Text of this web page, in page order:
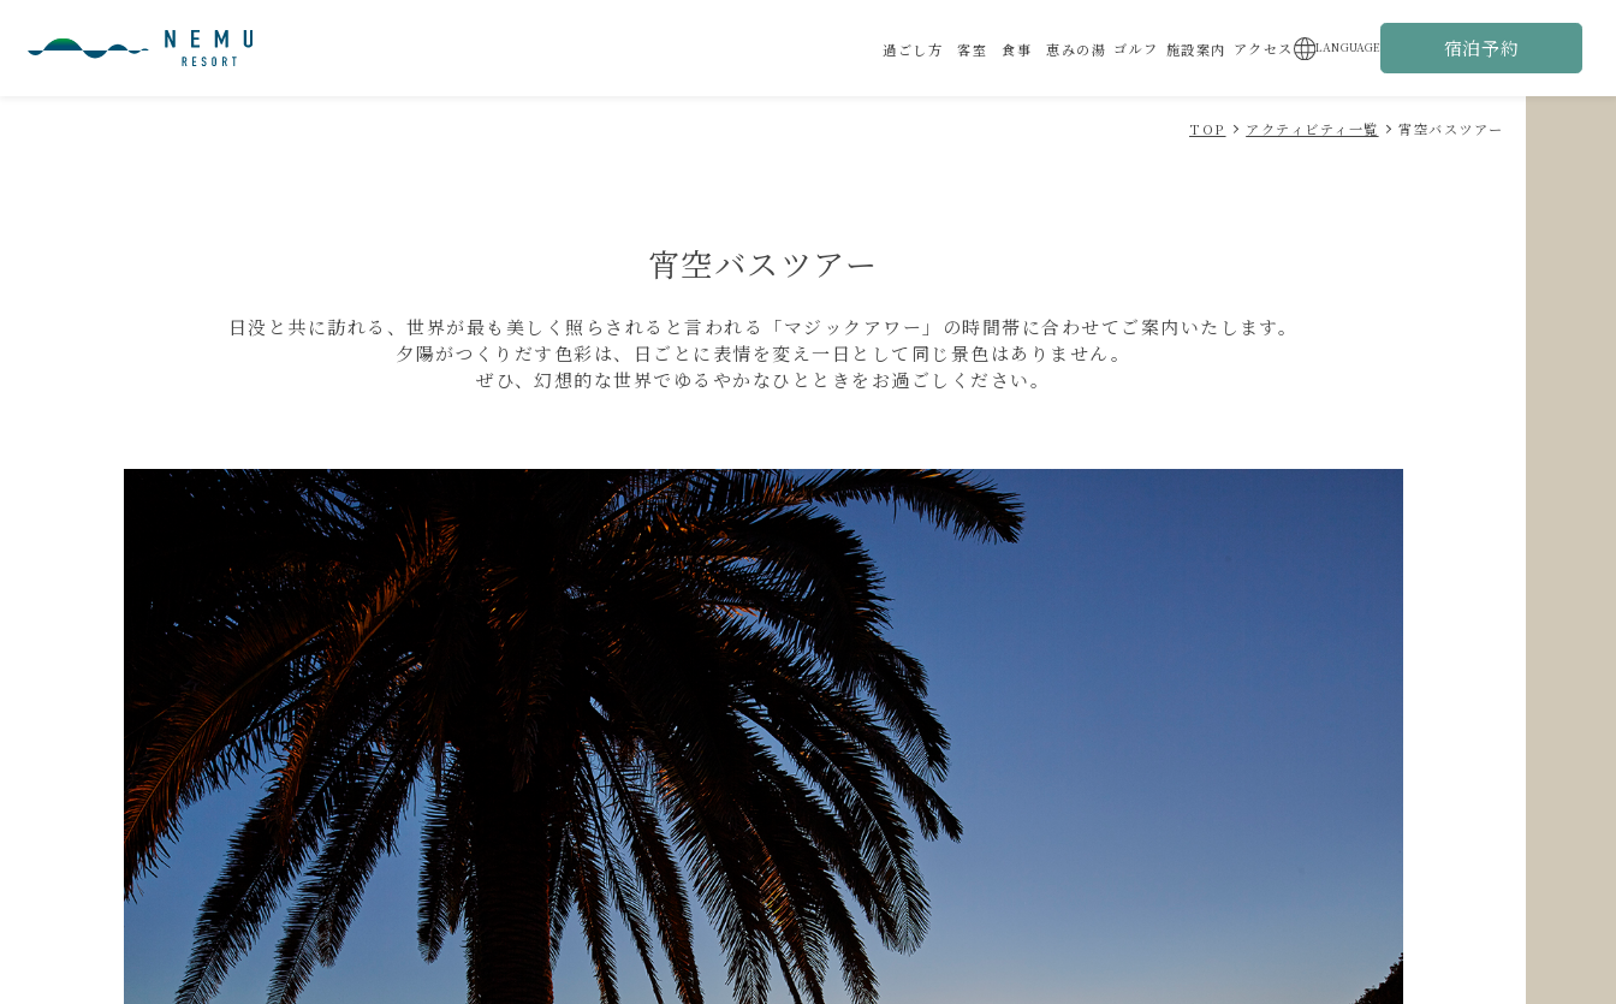
過ごし方 客室 食事 恵みの湯 ゴルフ 施設案内 アクセス LANGUAGE 宿泊予約
TOP アクティビティ一覧 宵空バスツアー
宵空バスツアー
日没と共に訪れる、世界が最も美しく照らされると言われる「マジックアワー」の時間帯に合わせてご案内いたします。
夕陽がつくりだす色彩は、日ごとに表情を変え一日として同じ景色はありません。
ぜひ、幻想的な世界でゆるやかなひとときをお過ごしください。